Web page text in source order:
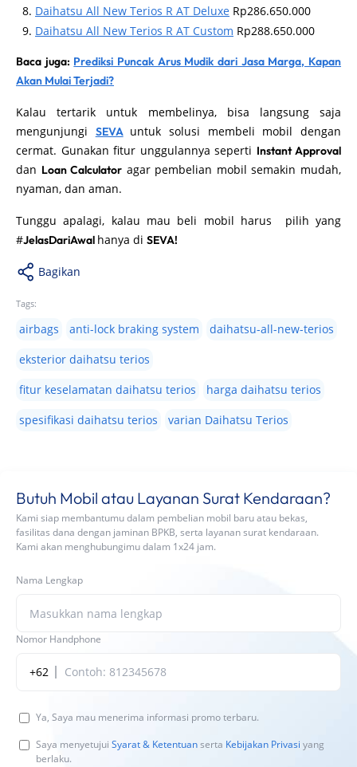
Daihatsu All New Terios R AT Deluxe Rp286.650.000
Daihatsu All New Terios R AT Custom Rp288.650.000
Baca juga: Prediksi Puncak Arus Mudik dari Jasa Marga, Kapan
Akan Mulai Terjadi?
Kalau tertarik untuk membelinya, bisa langsung saja
mengunjungi SEVA untuk solusi membeli mobil dengan
cermat. Gunakan fitur unggulannya seperti Instant Approval
dan Loan Calculator agar pembelian mobil semakin mudah,
nyaman, dan aman.
Tunggu apalagi, kalau mau beli mobil harus pilih yang
#JelasDariAwal hanya di SEVA!
Bagikan
Tags:
airbags anti-lock braking system
daihatsu-all-new-terios
eksterior daihatsu terios
fitur keselamatan daihatsu terios
harga daihatsu terios
spesifikasi daihatsu terios
varian Daihatsu Terios
Butuh Mobil atau Layanan Surat Kendaraan?
Kami siap membantumu dalam pembelian mobil baru atau bekas,
fasilitas dana dengan jaminan BPKB, serta layanan surat kendaraan.
Kami akan menghubungimu dalam 1x24 jam.
Nama Lengkap
Nomor Handphone
+62
Ya, Saya mau menerima informasi promo terbaru.
Saya menyetujui Syarat & Ketentuanserta Kebijakan Privasi yang
berlaku.